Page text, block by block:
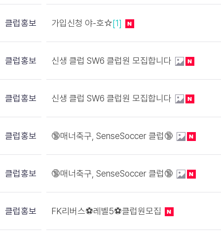
클럽홍보 가입신청 야-호☆[1]
클럽홍보 신생 클럽 SW6 클럽원 모집합니다
클럽홍보 신생 클럽 SW6 클럽원 모집합니다
클럽홍보 🔞매너축구, SenseSoccer 클럽🔞
클럽홍보 🔞매너축구, SenseSoccer 클럽🔞
클럽홍보 FK리버스⚽레벨5⚽클럽원모집